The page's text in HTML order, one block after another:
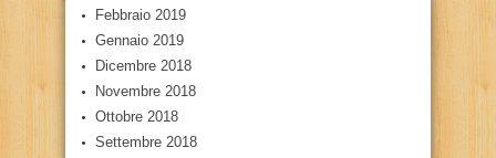
Febbraio 2019
Gennaio 2019
Dicembre 2018
Novembre 2018
Ottobre 2018
Settembre 2018